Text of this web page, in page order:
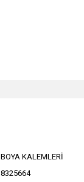
BOYA KALEMLERİ
8325664